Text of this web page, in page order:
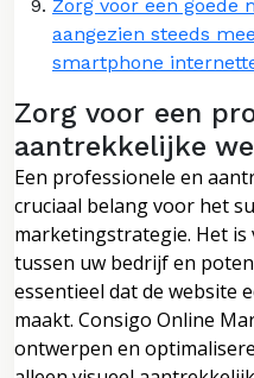
Zorg voor een goede
aangezien steeds
smartphone
Zorg voor een
aantrekkelijke
Een professionele en
cruciaal belang voor het
marketingstrategie. Het
tussen uw bedrijf en
essentieel dat de website
maakt. Consigo Online
ontwerpen en